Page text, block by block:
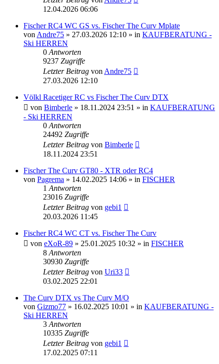
12.04.2026 06:06
Fischer RC4 WC GS vs. Fischer The Curv Mplate
von Andre75 » 27.03.2026 12:10 » in KAUFBERATUNG -
Ski HERREN
0 Antworten
9237 Zugriffe
Letzter Beitrag von Andre75
27.03.2026 12:10
Völkl Racetiger RC vs Fischer The Curv DTX
von Bimberle » 18.11.2024 23:51 » in KAUFBERATUNG
- Ski HERREN
0 Antworten
24492 Zugriffe
Letzter Beitrag von Bimberle
18.11.2024 23:51
Fischer The Curv GT80 - XTR oder RC4
von Pagrema » 14.02.2025 14:06 » in FISCHER
1 Antworten
23016 Zugriffe
Letzter Beitrag von gebi1
20.03.2026 11:45
Fischer RC4 WC CT vs. Fischer The Curv
von eXoR-89 » 25.01.2025 10:32 » in FISCHER
8 Antworten
30930 Zugriffe
Letzter Beitrag von Uri33
03.02.2025 22:01
The Curv DTX vs The Curv M/O
von Gizmo77 » 16.02.2025 10:01 » in KAUFBERATUNG -
Ski HERREN
3 Antworten
10335 Zugriffe
Letzter Beitrag von gebi1
17.02.2025 07:11